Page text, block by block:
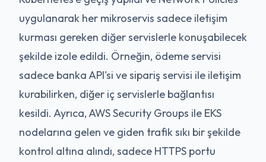
uygulanarak her mikroservis sadece iletişim
kurması gereken diğer servislerle konuşabilecek
şekilde izole edildi. Örneğin, ödeme servisi
sadece banka API'si ve sipariş servisi ile iletişim
kurabilirken, diğer iç servislerle bağlantısı
kesildi. Ayrıca, AWS Security Groups ile EKS
nodelarına gelen ve giden trafik sıkı bir şekilde
kontrol altına alındı, sadece HTTPS portu